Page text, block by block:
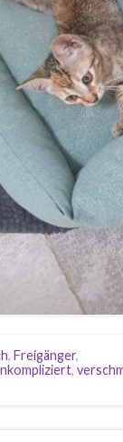
, Freigänger,
,